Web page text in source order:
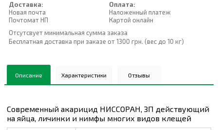
Доставка:
Новая почта
Почтомат НП
Оплата:
Наложенный платеж
Картой онлайн
Отсутсвует минимальная сумма заказа
Бесплатная доставка при заказе от 1300 грн. (вес до 10 кг)
Описание Характеристики Отзывы
Современный акарицид НИССОРАН, ЗП действующий
на яйца, личинки и нимфы многих видов клещей